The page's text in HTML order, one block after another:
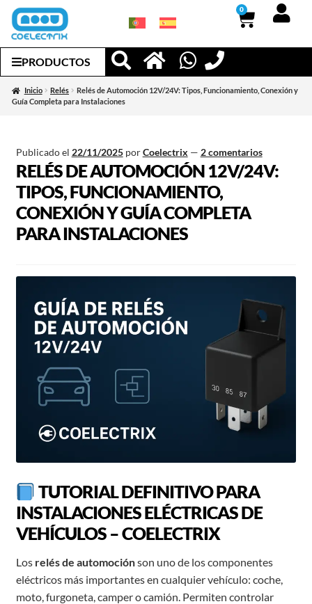
0
PRODUCTOS
Inicio Relés
Relés de Automoción 12V/24V: Tipos, Funcionamiento, Conexión y
Guía Completa para Instalaciones
Publicado el 22/11/2025 porCoelectrix — 2 comentarios
RELÉS DE AUTOMOCIÓN 12V/24V:
TIPOS, FUNCIONAMIENTO,
CONEXIÓN Y GUÍA COMPLETA
PARA INSTALACIONES
TUTORIAL DEFINITIVO PARA
INSTALACIONES ELÉCTRICAS DE
VEHÍCULOS – COELECTRIX
Los relés de automociónson uno de los componentes
eléctricos más importantes en cualquier vehículo: coche,
moto, furgoneta, camper o camión. Permiten controlar